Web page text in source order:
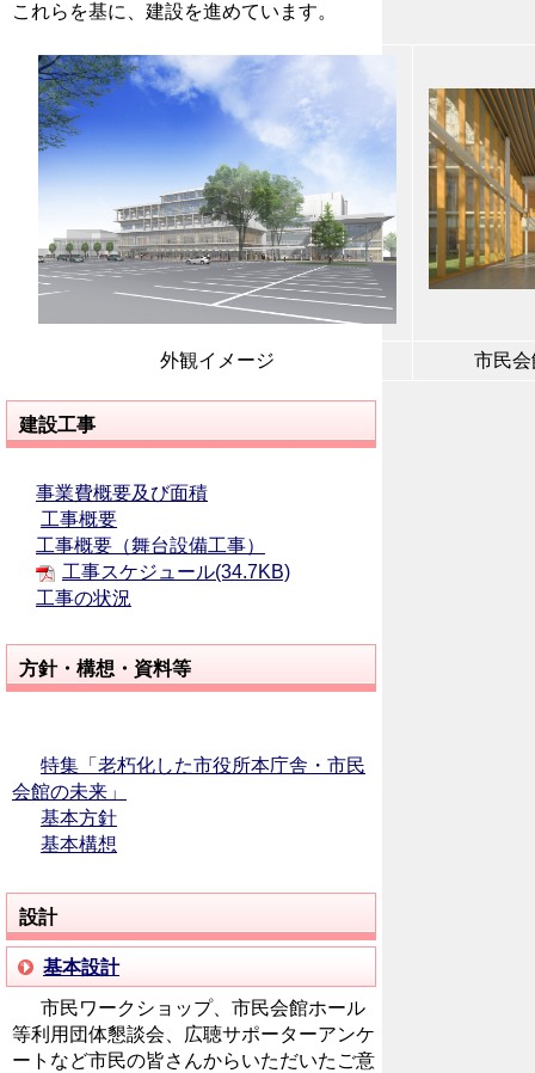
これらを基に、建設を進めています。
外観イメージ 市民
建設工事
事業費概要及び面積
工事概要
工事概要（舞台設備工事）
工事スケジュール(34.7KB)
工事の状況
方針・構想・資料等
特集「老朽化した市役所本庁舎・市民
会館の未来」
基本方針
基本構想
設計
基本設計
市民ワークショップ、市民会館ホール
等利用団体懇談会、広聴サポーターアンケ
ートなど市民の皆さんからいただいたご意